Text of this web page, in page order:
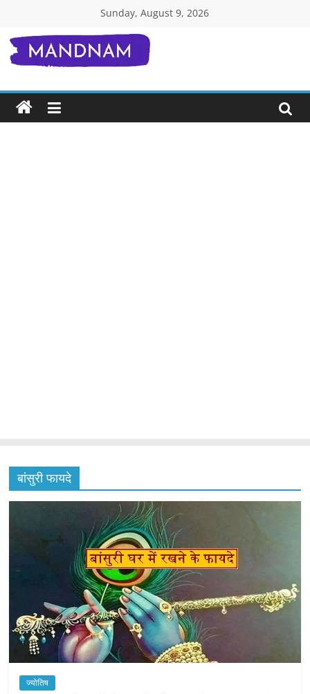
content
Sunday, August 9, 2026
Mandnam.com
जाने
एक-
बांसुरी फायदे
ज्योतिष